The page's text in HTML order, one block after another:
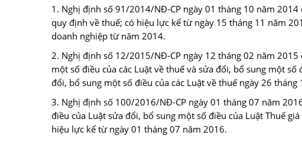
1. Nghị định số 91/2014/NĐ-CP ngày 01 tháng 10 năm
quy định về thuế; có hiệu lực kể từ ngày 15 tháng 11 năm
doanh nghiệp từ năm 2014.
2. Nghị định số 12/2015/NĐ-CP ngày 12 tháng 02 năm
một số điều của các Luật về thuế và sửa đổi, bổ sung một
đổi, bổ sung một số điều của các Luật về thuế ngày 26
3. Nghị định số 100/2016/NĐ-CP ngày 01 tháng 07 năm
điều của Luật sửa đổi, bổ sung một số điều của Luật Thuế
hiệu lực kể từ ngày 01 tháng 07 năm 2016.